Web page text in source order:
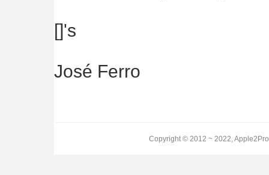
[]'s
José Ferro
Copyright © 2012 ~ 2022,